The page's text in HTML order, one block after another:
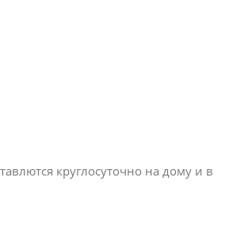
круглосуточно на дому и в